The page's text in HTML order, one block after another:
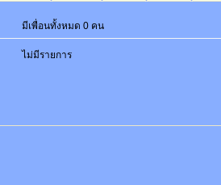
มีเพื่อนทั้งหมด 0 คน
ไม่มีรายการ